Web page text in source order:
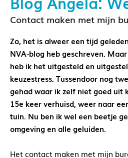
Contact maken met mijn
Zo, het is alweer een tijd
NVA-blog heb geschreven.
heb ik het uitgesteld en
keuzestress. Tussendoor nog
gehad waar ik zelf niet goed uit
15e keer verhuisd, weer naar
tuin. Nu ben ik wel een beetje
omgeving en alle geluiden.
Het contact maken met mijn